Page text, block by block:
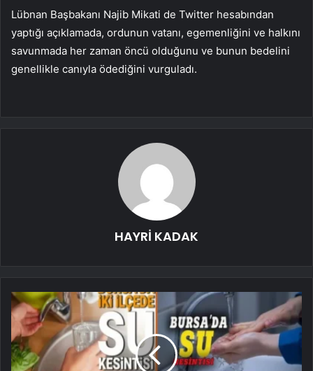
Lübnan Başbakanı Najib Mikati de Twitter hesabından
yaptığı açıklamada, ordunun vatanı, egemenliğini ve halkını
savunmada her zaman öncü olduğunu ve bunun bedelini
genellikle canıyla ödediğini vurguladı.
HAYRİ KADAK